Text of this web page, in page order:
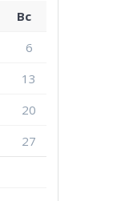
Вс
6
13
20
27